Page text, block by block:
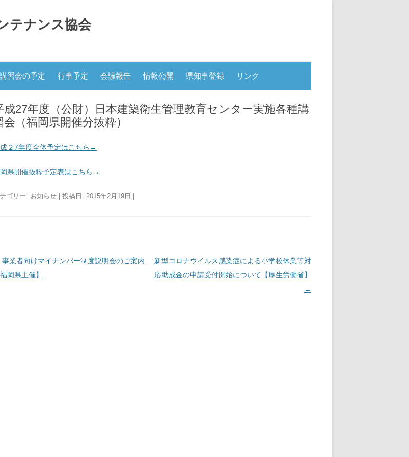
テナンス協会
ン
テ
ス
キ
ッ
プ
講習会の予定 行事予定 会議報告 情報公開 県知事登録 リンク
成27年度（公財）日本建築衛生管理教育センター実施各種講
会（福岡県開催分抜粋）
２7年度全体予定はこちら→
県開催抜粋予定表はこちら→
ゴリー: お知らせ | 投稿日:2015年2月19日
事業者向けマイナンバー制度説明会のご案内
福岡県主催】
新型コロナウイルス感染症による小学校休業等対
応助成金の申請受付開始について【厚生労働省】
→